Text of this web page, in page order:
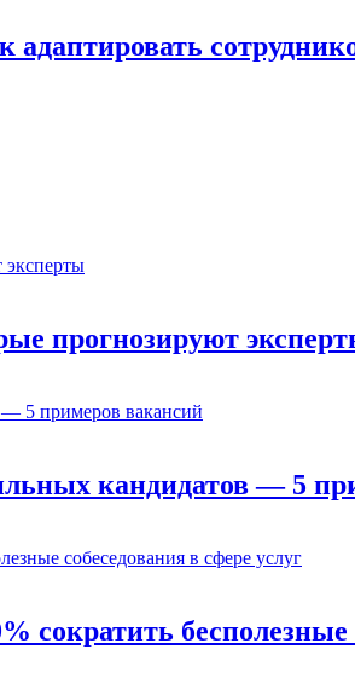
прогнозируют
кандидатов — 5
сократить бесполезные